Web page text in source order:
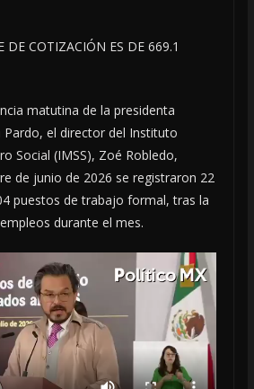
DE COTIZACIÓN ES DE 669.1
matutina de la presidenta
Pardo, el director del Instituto
Social (IMSS), Zoé Robledo,
de junio de 2026 se registraron 22
puestos de trabajo formal, tras la
durante el mes.